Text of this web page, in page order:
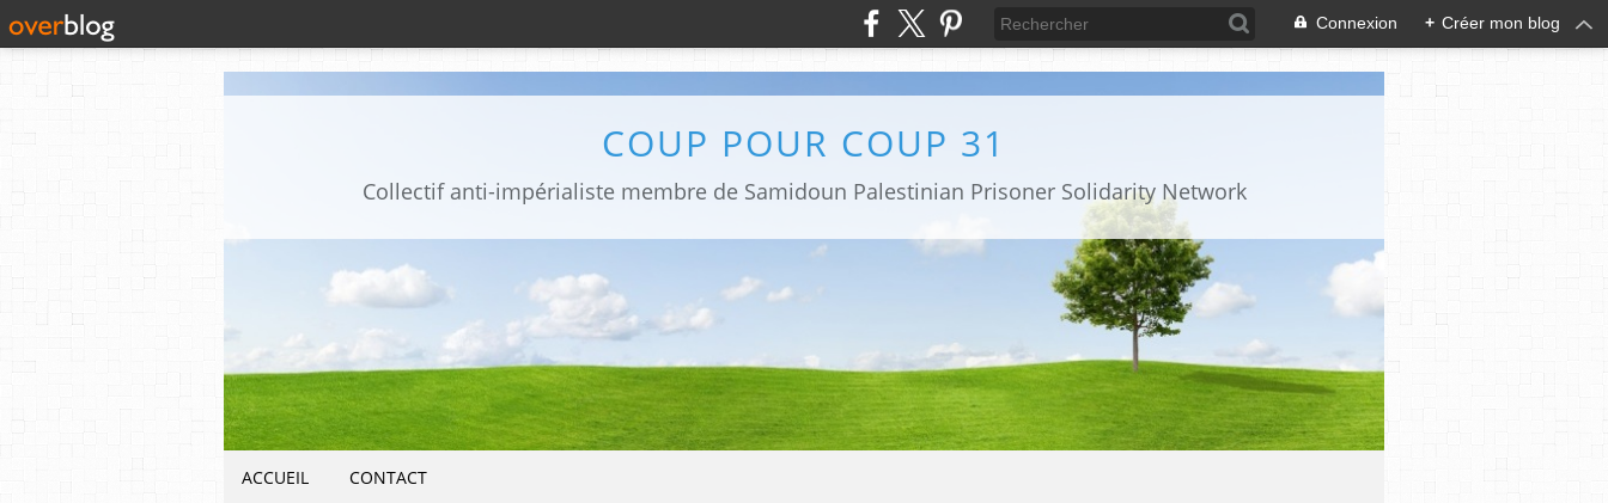
Connexion + Créer mon blog
COUP POUR COUP 31
Collectif anti-impérialiste membre de Samidoun Palestinian Prisoner Solidarity Network
ACCUEIL CONTACT